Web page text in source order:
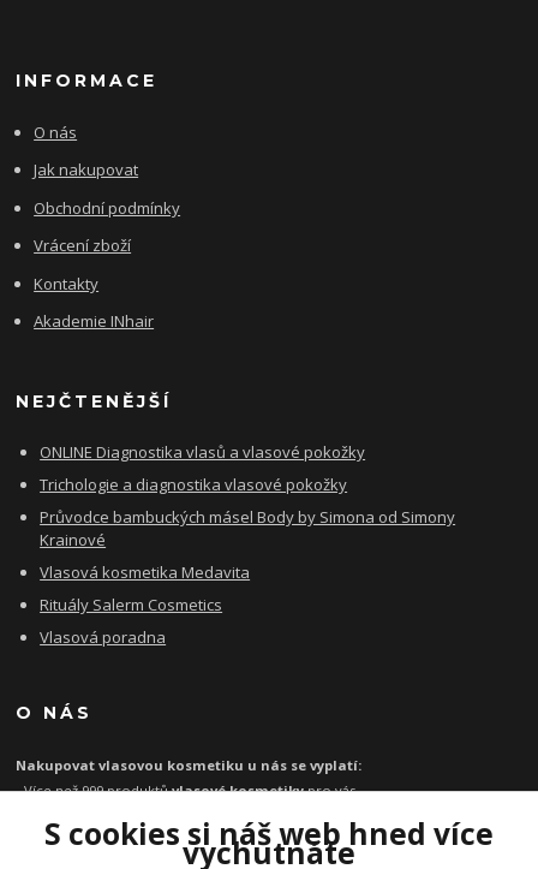
INFORMACE
O nás
Jak nakupovat
Obchodní podmínky
Vrácení zboží
Kontakty
Akademie INhair
NEJČTENĚJŠÍ
ONLINE Diagnostika vlasů a vlasové pokožky
Trichologie a diagnostika vlasové pokožky
Průvodce bambuckých másel Body by Simona od Simony
Krainové
Vlasová kosmetika Medavita
Rituály Salerm Cosmetics
Vlasová poradna
O NÁS
Nakupovat vlasovou kosmetiku u nás se vyplatí:
- Více než 999 produktůvlasové kosmetikypro vás
- Garance originality profesionálnívlasové kosmetiky
S cookies si náš web hned více
vychutnáte